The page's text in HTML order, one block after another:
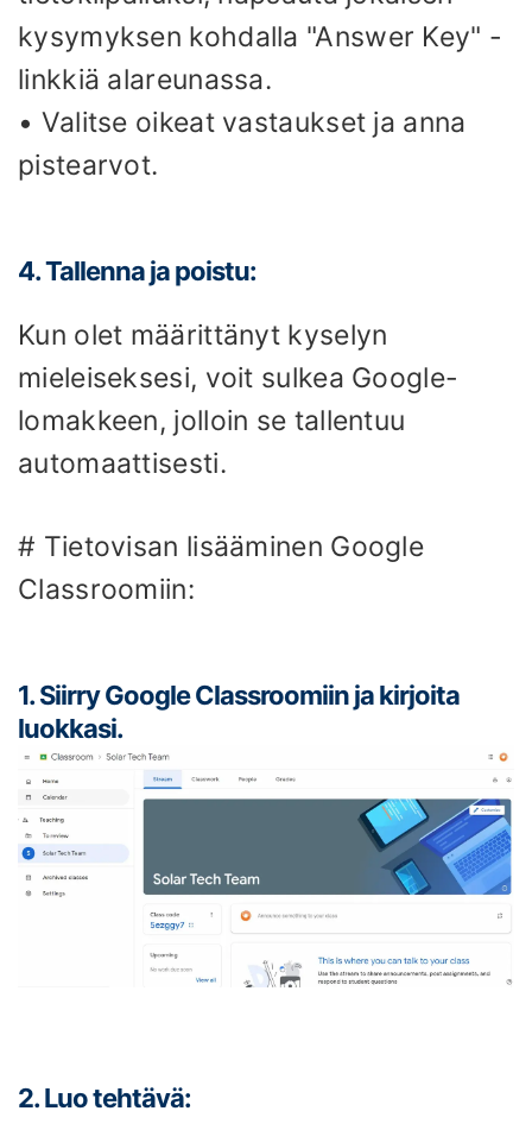
kysymyksen kohdalla "Answer Key" -
linkkiä alareunassa.
• Valitse oikeat vastaukset ja anna
pistearvot.
4. Tallenna ja poistu:
Kun olet määrittänyt kyselyn
mieleiseksesi, voit sulkea Google-
lomakkeen, jolloin se tallentuu
automaattisesti.
# Tietovisan lisääminen Google
Classroomiin:
1. Siirry Google Classroomiin ja kirjoita
luokkasi.
2. Luo tehtävä: